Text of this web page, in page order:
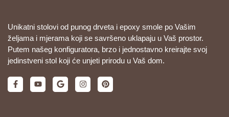
Unikatni stolovi od punog drveta i epoxy smole po Vašim
željama i mjerama koji se savršeno uklapaju u Vaš prostor.
Putem našeg konfiguratora, brzo i jednostavno kreirajte svoj
jedinstveni stol koji će unjeti prirodu u Vaš dom.